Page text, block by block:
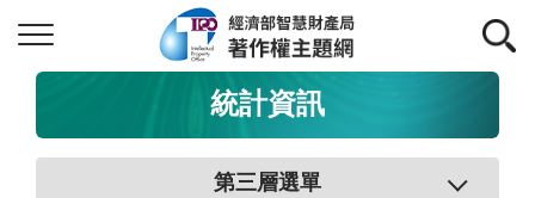
統計資訊
第三層選單